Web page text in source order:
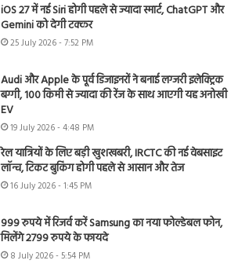
iOS 27 में नई Siri होगी पहले से ज्यादा स्मार्ट, ChatGPT और
Gemini को देगी टक्कर
25 July 2026 - 7:52 PM
Audi और Apple के पूर्व डिजाइनरों ने बनाई लग्जरी इलेक्ट्रिक
बग्गी, 100 किमी से ज्यादा की रेंज के साथ आएगी यह अनोखी
EV
19 July 2026 - 4:48 PM
रेल यात्रियों के लिए बड़ी खुशखबरी, IRCTC की नई वेबसाइट
लॉन्च, टिकट बुकिंग होगी पहले से आसान और तेज
16 July 2026 - 1:45 PM
999 रुपये में रिजर्व करें Samsung का नया फोल्डेबल फोन,
मिलेंगे 2799 रुपये के फायदे
8 July 2026 - 5:54 PM